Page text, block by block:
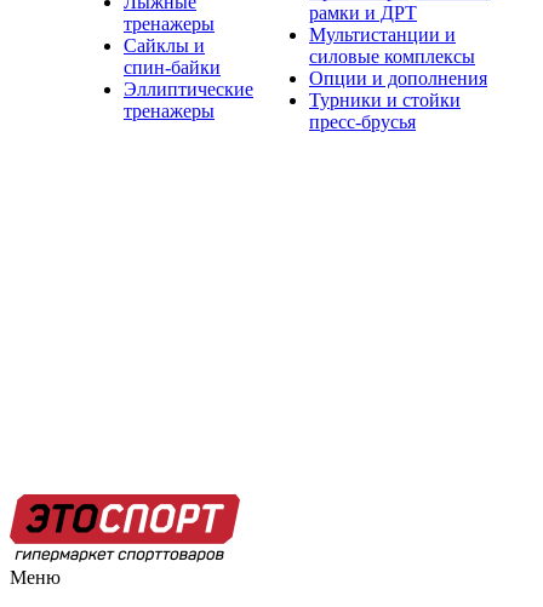
тренажеры
Сайклы и
спин-байки
Эллиптические
тренажеры
рамки и ДРТ
Мультистанции и
силовые комплексы
Опции и дополнения
Турники и стойки
пресс-брусья
Меню